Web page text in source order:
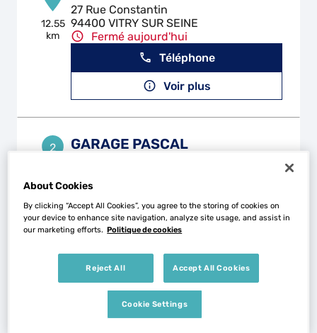
12.55
km
27 Rue Constantin
94400 VITRY SUR SEINE
Fermé aujourd'hui
Téléphone
Voir plus
2
km
GARAGE PASCAL
93370 MONTFERMEIL
Fermé actuellement
Téléphone
GARAGE PARIS MOTORS
2 Rue du Vert Bois
About Cookies
By clicking “Accept All Cookies”, you agree to the storing of cookies on
your device to enhance site navigation, analyze site usage, and assist in
our marketing efforts. Politique de cookies
Reject All Accept All Cookies
Cookie Settings